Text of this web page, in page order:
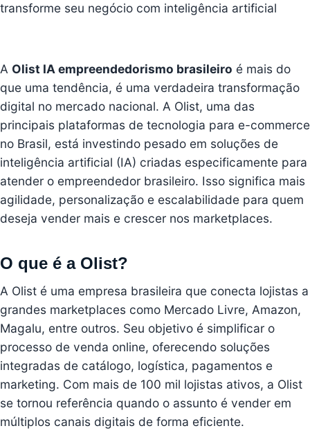
transforme seu negócio com inteligência artificial
A Olist IA empreendedorismo brasileiro é mais do
que uma tendência, é uma verdadeira transformação
digital no mercado nacional. A Olist, uma das
principais plataformas de tecnologia para e-commerce
no Brasil, está investindo pesado em soluções de
inteligência artificial (IA) criadas especificamente para
atender o empreendedor brasileiro. Isso significa mais
agilidade, personalização e escalabilidade para quem
deseja vender mais e crescer nos marketplaces.
O que é a Olist?
A Olist é uma empresa brasileira que conecta lojistas a
grandes marketplaces como Mercado Livre, Amazon,
Magalu, entre outros. Seu objetivo é simplificar o
processo de venda online, oferecendo soluções
integradas de catálogo, logística, pagamentos e
marketing. Com mais de 100 mil lojistas ativos, a Olist
se tornou referência quando o assunto é vender em
múltiplos canais digitais de forma eficiente.